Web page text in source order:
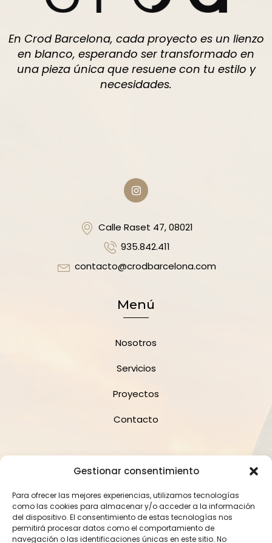
Gestionar consentimiento
Para ofrecer las mejores experiencias, utilizamos tecnologías
como las cookies para almacenar y/o acceder a la información
del dispositivo. El consentimiento de estas tecnologías nos
permitirá procesar datos como el comportamiento de
navegación o las identificaciones únicas en este sitio. No
En Crod Barcelona, cada proyecto es un lienzo
en blanco, esperando ser transformado en
una pieza única que resuene con tu estilo y
necesidades.
Calle Raset 47, 08021
935.842.411
contacto@crodbarcelona.com
Menú
Nosotros
Servicios
Proyectos
Contacto
Suscríbete a la Newsletter